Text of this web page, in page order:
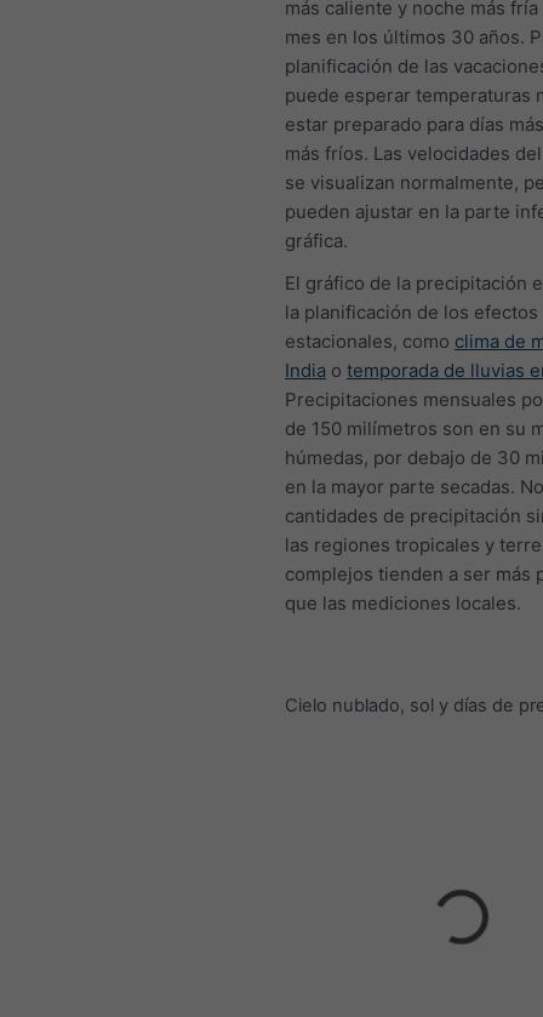
más caliente y noche más fría
mes en los últimos 30 años.
planificación de las
puede esperar temperaturas
estar preparado para días
más fríos. Las velocidades
se visualizan normalmente,
pueden ajustar en la parte
gráfica.
El gráfico de la precipitación
la planificación de los efectos
estacionales, como clima de
India o temporada de lluvias
Precipitaciones mensuales
de 150 milímetros son en su
húmedas, por debajo de 30
en la mayor parte secadas.
cantidades de precipitación
las regiones tropicales y
complejos tienden a ser más
que las mediciones locales.
Cielo nublado, sol y días de